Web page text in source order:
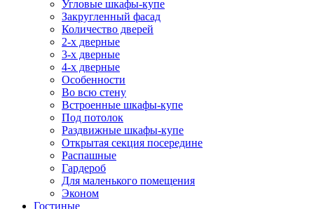
Угловые шкафы-купе
Закругленный фасад
Количество дверей
2-х дверные
3-х дверные
4-х дверные
Особенности
Во всю стену
Встроенные шкафы-купе
Под потолок
Раздвижные шкафы-купе
Открытая секция посередине
Распашные
Гардероб
Для маленького помещения
Эконом
Гостиные